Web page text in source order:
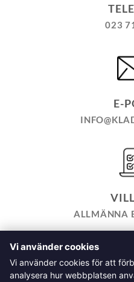
023
E-
ALLMÄNNA
TILL KASSAN VARUKORG
HEMSIDEPOLICY
Vi använder cookies
Vi använder cookies för att
analysera hur webbplatsen